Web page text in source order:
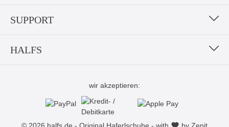
SUPPORT
HALFS
© 2026 halfs.de - Original Haferlschuhe - with by Zenit
wir akzeptieren: